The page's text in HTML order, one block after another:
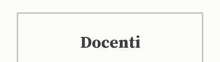
Docenti